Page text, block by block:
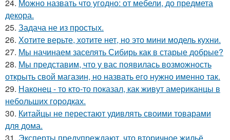
24. Можно назвать что угодно: от мебели, до предмета
декора.
25. Задача не из простых.
26. Хотите верьте, хотите нет, но это мини модель кухни.
27. Мы начинаем заселять Сибирь как в старые добрые?
28. Мы представим, что у вас появилась возможность
открыть свой магазин, но назвать его нужно именно так.
29. Наконец - то кто-то показал, как живут американцы в
небольших городках.
30. Китайцы не перестают удивлять своими товарами
для дома.